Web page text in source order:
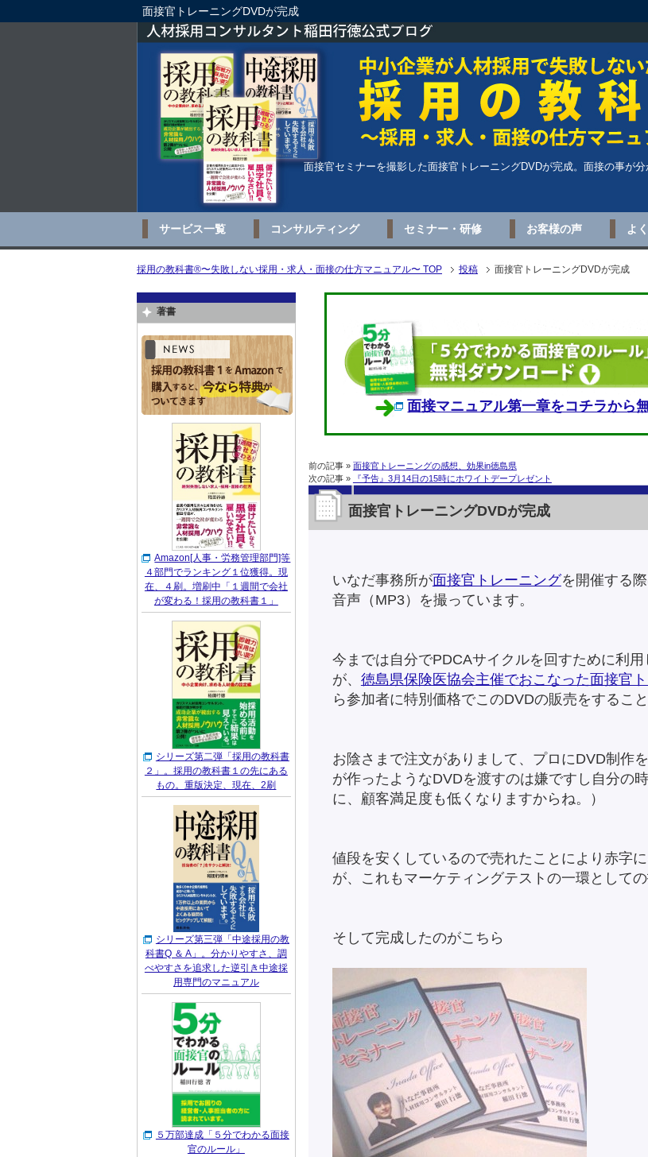
面接官トレーニングDVDが完成
面接官セミナーを撮影した面接官トレーニングDVDが完成。面接の事が
サービス一覧 コンサルティング セミナー・研修 お客様の声 よ
採用の教科書®〜失敗しない採用・求人・面接の仕方マニュアル〜 TOP 投稿 面接官トレーニングDVDが完成
面接マニュアル第一章をコチラから
前の記事 » 面接官トレーニングの感想、効果in徳島県
次の記事 »
『予告』3月14日の15時にホワイトデープレゼント
面接官トレーニングDVDが完成
いなだ事務所が面接官トレーニングを開催する
音声（MP3）を撮っています。
今までは自分でPDCAサイクルを回すために利用
が、 徳島県保険医協会主催でおこなった面接官
ら参加者に特別価格でこのDVDの販売をすること
お陰さまで注文がありまして、プロにDVD制作
が作ったようなDVDを渡すのは嫌ですし自分の
に、顧客満足度も低くなりますからね。）
値段を安くしているので売れたことにより赤字
が、これもマーケティングテストの一環としての
そして完成したのがこちら
著書
Amazon[人事・労務管理部門]等
４部門でランキング１位獲得。現
在、４刷。増刷中「１週間で会社
が変わる！採用の教科書１」
シリーズ第二弾「採用の教科書
２」。採用の教科書１の先にある
もの。重版決定、現在、2刷
シリーズ第三弾「中途採用の教
科書Q ＆ A」。分かりやすさ、調
べやすさを追求した逆引き中途採
用専門のマニュアル
５万部達成「５分でわかる面接
官のルール」